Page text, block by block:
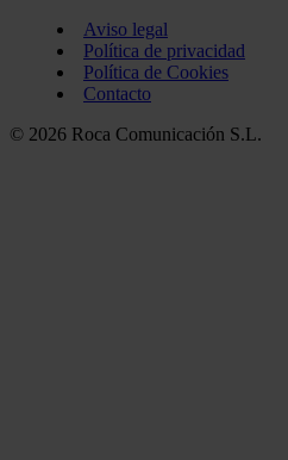
Aviso legal
Política de privacidad
Política de Cookies
Contacto
© 2026 Roca Comunicación S.L.